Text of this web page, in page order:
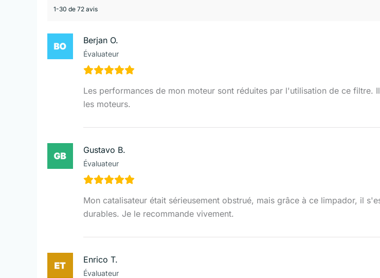
1-30 de 72 avis
Berjan O.
Évaluateur
Les performances de mon moteur sont réduites par l'utilisation de ce
les moteurs.
Gustavo B.
Évaluateur
Mon catalisateur était sérieusement obstrué, mais grâce à ce limpador, il
durables. Je le recommande vivement.
Enrico T.
Évaluateur